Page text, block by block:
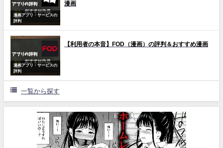
漫画アプリ・サービスの
評判
漫画
漫画アプリ・サービスの
評判
【利用者の本音】FOD（漫画）の評判＆おすすめ漫画
一覧から探す